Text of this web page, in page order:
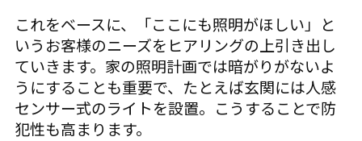
これをベースに、「ここにも照明がほしい」と
いうお客様のニーズをヒアリングの上引き出し
ていきます。家の照明計画では暗がりがないよ
うにすることも重要で、たとえば玄関には人感
センサー式のライトを設置。こうすることで防
犯性も高まります。